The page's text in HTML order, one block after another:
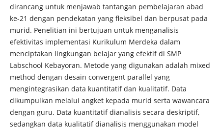
dirancang untuk menjawab tantangan pembelajaran abad
ke-21 dengan pendekatan yang fleksibel dan berpusat pada
murid. Penelitian ini bertujuan untuk menganalisis
efektivitas implementasi Kurikulum Merdeka dalam
menciptakan lingkungan belajar yang efektif di SMP
Labschool Kebayoran. Metode yang digunakan adalah mixed
method dengan desain convergent parallel yang
mengintegrasikan data kuantitatif dan kualitatif. Data
dikumpulkan melalui angket kepada murid serta wawancara
dengan guru. Data kuantitatif dianalisis secara deskriptif,
sedangkan data kualitatif dianalisis menggunakan model